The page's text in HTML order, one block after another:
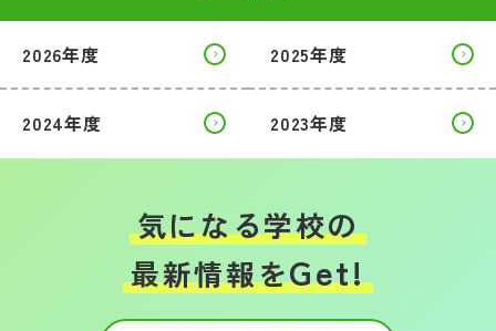
運営会社
2026年度 2025年度
2024年度 2023年度
気になる学校の
最新情報をGet!